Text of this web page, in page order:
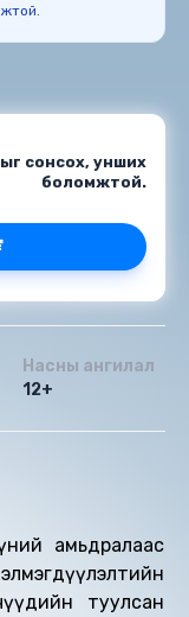
сонсох, унших
боломжтой.
Насны ангилал
12+
амьдралаас
туулсан